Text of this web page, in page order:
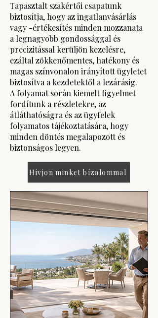
Tapasztalt szakértői csapatunk
biztosítja, hogy az ingatlanvásárlás
vagy -értékesítés minden mozzanata
a legnagyobb gondossággal és
precizitással kerüljön kezelésre,
ezáltal zökkenőmentes, hatékony és
magas színvonalon irányított ügyletet
biztosítva a kezdetektől a lezárásig.
A folyamat során kiemelt figyelmet
fordítunk a részletekre, az
átláthatóságra és az ügyfelek
folyamatos tájékoztatására, hogy
minden döntés megalapozott és
biztonságos legyen.
Hívjon minket bízalommal